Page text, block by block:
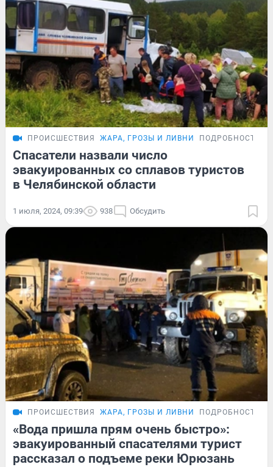
ПРОИСШЕСТВИЯ ЖАРА, ГРОЗЫ И ЛИВНИ ПОДРОБНОСТИ
Спасатели назвали число
эвакуированных со сплавов туристов
в Челябинской области
1 июля, 2024, 09:39 938 Обсудить
ПРОИСШЕСТВИЯ ЖАРА, ГРОЗЫ И ЛИВНИ ПОДРОБНОСТИ
«Вода пришла прям очень быстро»:
эвакуированный спасателями турист
рассказал о подъеме реки Юрюзань